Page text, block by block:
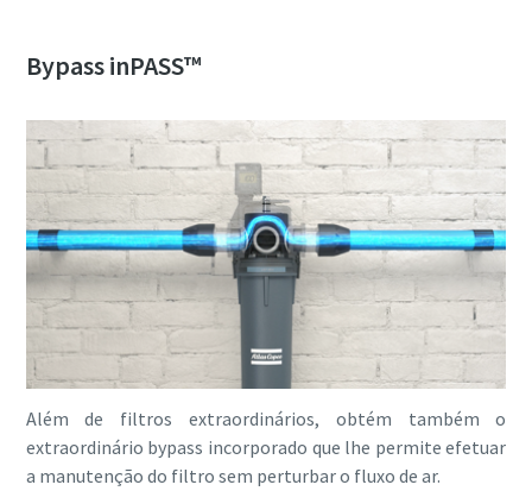
Bypass inPASS™
Além de filtros extraordinários, obtém também o
extraordinário bypass incorporado que lhe permite efetuar
a manutenção do filtro sem perturbar o fluxo de ar.